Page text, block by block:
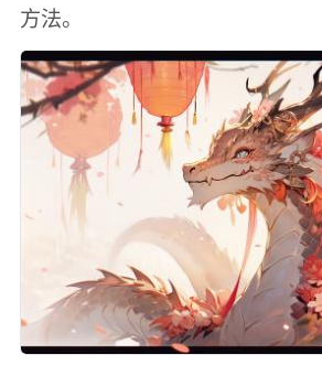
方法。